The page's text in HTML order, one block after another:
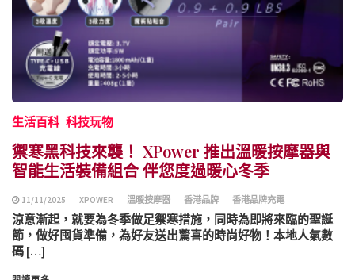
生活百科 科技玩物
禦寒黑科技來襲！ XPower 推出溫暖按摩器與
智能生活裝備組合 伴您度過暖心冬季
11/11/2025 XPOWER 溫暖按摩器 香港品牌 香港品牌充電
涼意漸起，就要為冬季做足禦寒措施，同時為即將來臨的聖誕
節，做好囤貨準備，為好友送出驚喜的時尚好物！本地人氣數
碼 […]